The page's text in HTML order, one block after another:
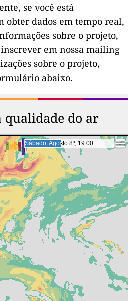
se você está
obter dados em tempo real,
sobre o projeto,
em nossa mailing
sobre o projeto,
abaixo.
qualidade do ar
Domingo, Agosto 9º, 18:00
Domingo, Agosto 9º, 18:00